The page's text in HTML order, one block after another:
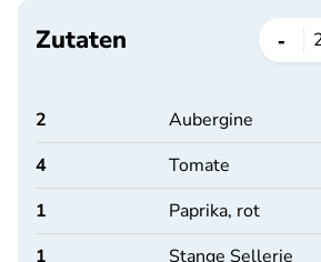
Zutaten -
2
Aubergine
4
Tomate
1
Paprika, rot
1
Stange Sellerie